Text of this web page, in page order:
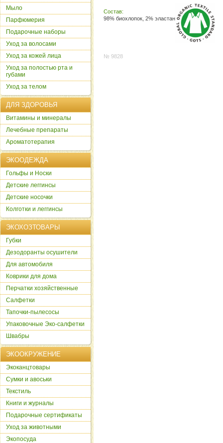
Состав:
98% биохлопок, 2% эластан
№ 9828
Мыло
Парфюмерия
Подарочные наборы
Уход за волосами
Уход за кожей лица
Уход за полостью рта и
губами
Уход за телом
ДЛЯ ЗДОРОВЬЯ
Витамины и минералы
Лечебные препараты
Ароматотерапия
ЭКООДЕЖДА
Гольфы и Носки
Детские леггинсы
Детские носочки
Колготки и леггинсы
ЭКОХОЗТОВАРЫ
Губки
Дезодоранты осушители
Для автомобиля
Коврики для дома
Перчатки хозяйственные
Салфетки
Тапочки-пылесосы
Упаковочные Эко-салфетки
Швабры
ЭКООКРУЖЕНИЕ
Экоканцтовары
Сумки и авоськи
Текстиль
Книги и журналы
Подарочные сертификаты
Уход за животными
Экопосуда